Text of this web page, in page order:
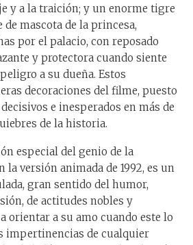
y a la traición; y un enorme tigre
mascota de la princesa,
por el palacio, con reposado
y protectora cuando siente
a su dueña. Estos
decoraciones del filme, puesto
e inesperados en más de
de la historia.
especial del genio de la
la versión animada de 1992, es un
gran sentido del humor,
de actitudes nobles y
orientar a su amo cuando este lo
impertinencias de cualquier